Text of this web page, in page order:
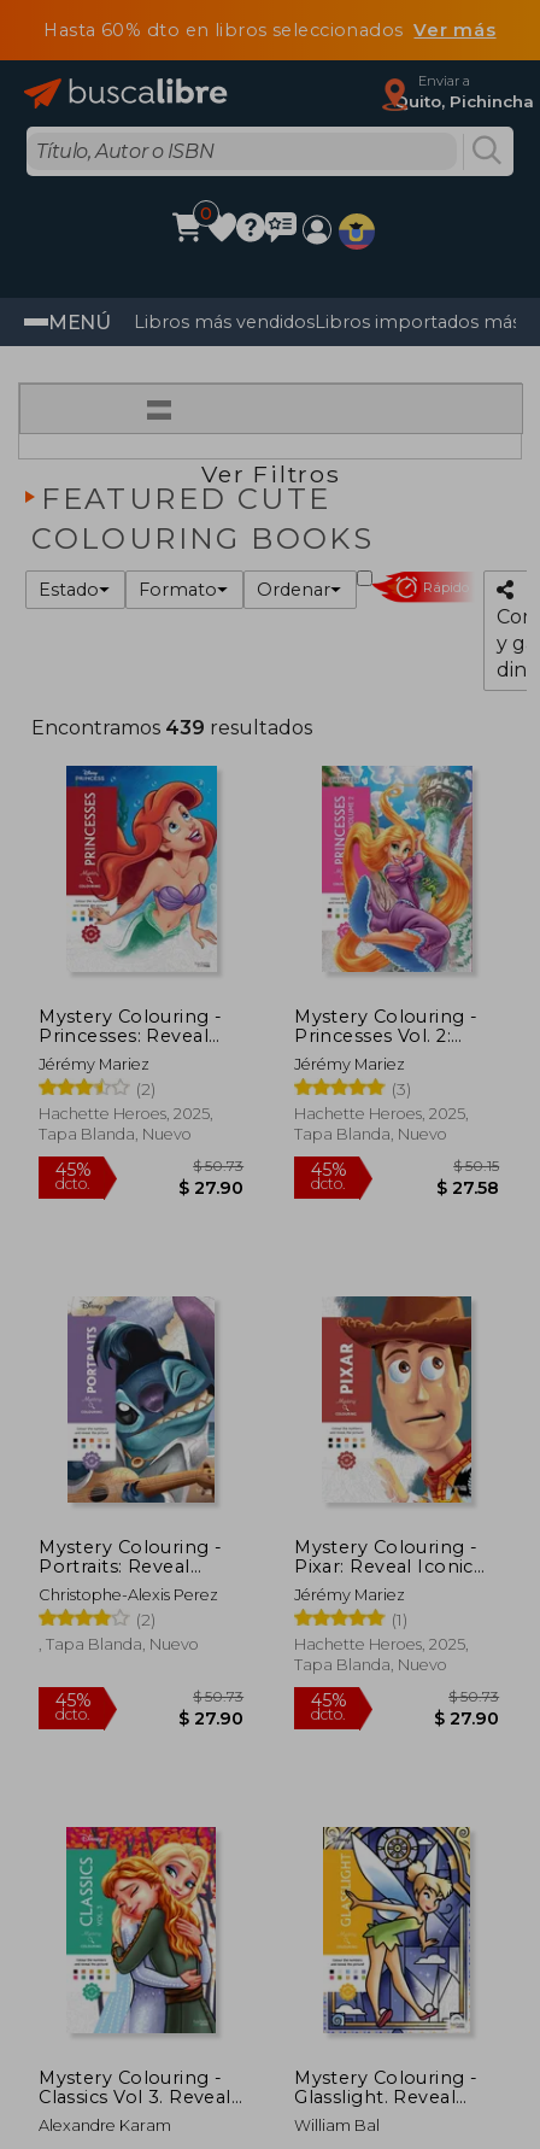
Hasta 60% dto en libros seleccionadosVer más
Enviar a
Quito, Pichincha
0
MENÚ Libros más vendidosLibros importados más
=
Ver Filtros
FEATURED CUTE
COLOURING BOOKS
Estado Formato Ordenar Rápido
y
Encontramos 439 resultados
Mystery Colouring -
Princesses: Reveal
Iconic Disney
Characters With
Colour by Number
(en Inglés)
Jérémy Mariez
(2)
Hachette Heroes, 2025,
Tapa Blanda, Nuevo
45%
dcto. $ 27.90
Mystery Colouring -
Princesses Vol. 2:
Reveal Iconic Disney
Characters With
Colour by Number
(en Inglés)
Jérémy Mariez
(3)
Hachette Heroes, 2025,
Tapa Blanda, Nuevo
45%
dcto.
Mystery Colouring -
Portraits: Reveal
Iconic Disney
Characters With
Colour by Number
(en Inglés)
Christophe-Alexis Perez
(2)
, Tapa Blanda, Nuevo
45%
dcto.
$ 50.73
$ 27.90
Mystery Colouring -
Pixar: Reveal Iconic
Disney Characters
With Colour by
Number (en Inglés)
Jérémy Mariez
(1)
Hachette Heroes, 2025,
Tapa Blanda, Nuevo
45%
dcto.
Mystery Colouring -
Classics Vol 3. Reveal
iconic Disney
characters with
Alexandre Karam
Mystery Colouring -
Glasslight. Reveal
iconic Disney
characters with
William Bal